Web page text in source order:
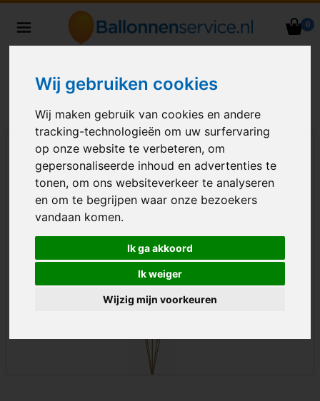
Wij gebruiken cookies
Wij maken gebruik van cookies en andere
tracking-technologieën om uw surfervaring
op onze website te verbeteren, om
gepersonaliseerde inhoud en advertenties te
tonen, om ons websiteverkeer te analyseren
en om te begrijpen waar onze bezoekers
vandaan komen.
Ik ga akkoord
Ik weiger
Wijzig mijn voorkeuren
0
Nederland